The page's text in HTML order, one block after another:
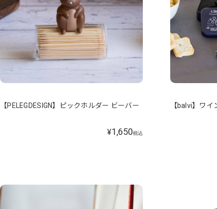
【PELEGDESIGN】ピックホルダー ビーバー
¥1,650税込
【balvi】ワ